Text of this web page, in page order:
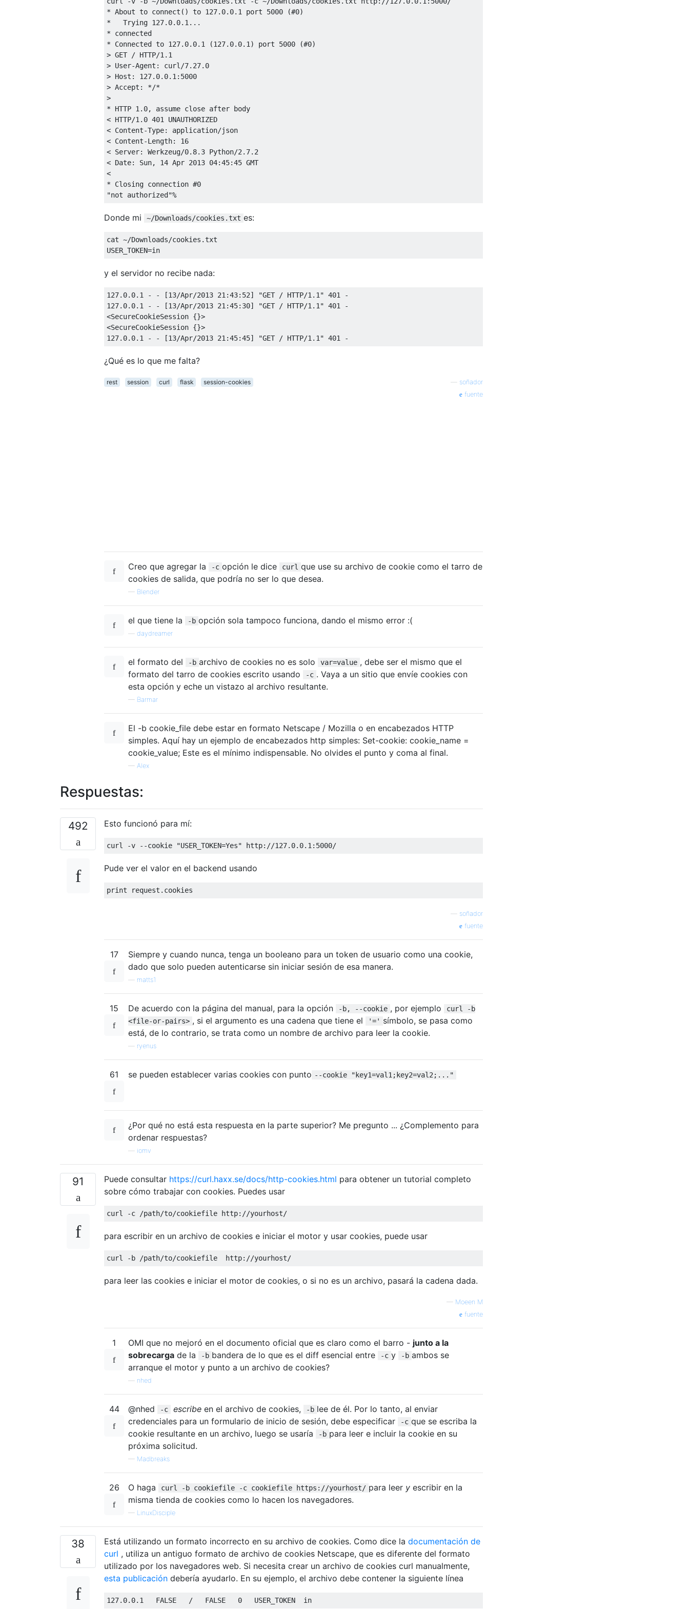
* About to connect () to 127.0. 0.1 port 5000 (#0)
*
Trying 127.0. 0.1 ...
*
*
Connected to 127.0. 0.1 (127.0. 0.1 ) port 5000 (#0)
> GET / HTTP/1.1
> User-Agent : curl /7.27. 0
> Host : 127.0. 0.1 : 5000
> Accept :
*/*
>
* HTTP 1.0,
< HTTP/1.0 401
< Content-Type: application/
< Content-Length:
16
< Server: Werkzeug/0.8. 3 Python/2.7. 2
< Date: Sun, 14 Apr 2013 04:45:45
<
*
Closing connection #0
"not authorized"%
Donde mi ~/Downloads/cookies.txt es:
cat ~/Downloads/cookies .txt
USER_TOKEN=in
y el servidor no recibe nada:
127.0. 0.1 - - [13/Apr/2013 21 :43: 52] "GET / HTTP/1.1" 401
-
127.0. 0.1 - - [13/Apr/2013 21 :45: 30] "GET / HTTP/1.1" 401
-
<SecureCookieSession {}>
<SecureCookieSession {}>
127.0. 0.1 - - [13/Apr/2013 21 :45:45] "GET / HTTP/1.1" 401 -
¿Qué es lo que me falta?
rest session curl flask session-cookies
soñador
fuente
Creo que agregar la -c opción le dice curl que use su archivo de cookie como el tarro de
cookies de salida, que podría no ser lo que desea.
— Blender
el que tiene la -b opción sola tampoco funciona, dando el mismo error :(
daydreamer
el formato del -b archivo de cookies no es solo var=value , debe ser el mismo que el
formato del tarro de cookies escrito usando
-c . Vaya a un sitio que envíe cookies con
esta opción y eche un vistazo al archivo resultante.
— Barmar
El -b cookie_file debe estar en formato Netscape / Mozilla o en encabezados HTTP
simples. Aquí hay un ejemplo de encabezados http simples: Set-cookie: cookie_name =
cookie_value; Este es el mínimo indispensable. No olvides el punto y coma al final.
— Alex
Respuestas:
492 Esto funcionó para mí:
curl -v --cookie "USER_TOKEN=Yes" http://127.0. 0.1 : 5000/
Pude ver el valor en el backend usando
print request . cookies
soñador
fuente
17
Siempre y cuando nunca, tenga un booleano para un token de usuario como una cookie,
dado que solo pueden autenticarse sin iniciar sesión de esa manera.
matts1
15 De acuerdo con la página del manual, para la opción -b, --cookie , por ejemplo
curl -b
<file-or-pairs> , si el argumento es una cadena que tiene el '=' símbolo, se pasa como
está, de lo contrario, se trata como un nombre de archivo para leer la cookie.
ryenus
61 se pueden establecer varias cookies con punto --cookie "key1=val1;key2=val2;..."
¿Por qué no está esta respuesta en la parte superior? Me pregunto ... ¿Complemento para
ordenar respuestas?
iomv
91 Puede consultar https://curl.haxx.se/docs/http-cookies.html para obtener un tutorial completo
sobre cómo trabajar con cookies. Puedes usar
curl -c /path/to/cookiefile http://yourhost/
para escribir en un archivo de cookies e iniciar el motor y usar cookies, puede usar
curl -b /path/to/cookiefile  http://yourhost/
para leer las cookies e iniciar el motor de cookies, o si no es un archivo, pasará la cadena dada.
— Moeen M
fuente
1 OMI que no mejoró en el documento oficial que es claro como el barro - junto a la
sobrecarga de la -b bandera de lo que es el diff esencial entre -c y -b ambos se
arranque el motor y punto a un archivo de cookies?
nhed
44 @nhed -c escribe en el archivo de cookies, -b lee de él. Por lo tanto, al enviar
credenciales para un formulario de inicio de sesión, debe especificar
-c que se escriba la
cookie resultante en un archivo, luego se usaría
-b para leer e incluir la cookie en su
próxima solicitud.
— Madbreaks
26 O haga curl -b cookiefile -c cookiefile https://yourhost/ para leer y escribir en la
misma tienda de cookies como lo hacen los navegadores.
— LinuxDisciple
38 Está utilizando un formato incorrecto en su archivo de cookies. Como dice la documentación de
curl , utiliza un antiguo formato de archivo de cookies Netscape, que es diferente del formato
utilizado por los navegadores web. Si necesita crear un archivo de cookies curl manualmente,
esta publicación debería ayudarlo. En su ejemplo, el archivo debe contener la siguiente línea
127.0. 0.1
   FALSE
/
   FALSE
0
   USER_TOKEN
in